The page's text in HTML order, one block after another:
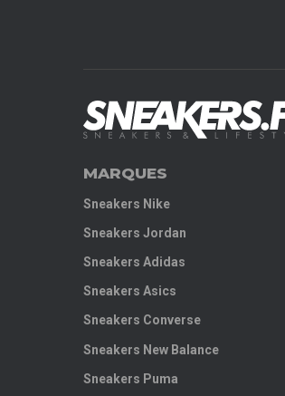
MARQUES
Sneakers Nike
Sneakers Jordan
Sneakers Adidas
Sneakers Asics
Sneakers Converse
Sneakers New Balance
Sneakers Puma